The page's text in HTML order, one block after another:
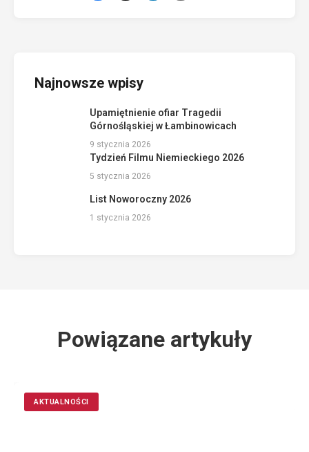
Najnowsze wpisy
Upamiętnienie ofiar Tragedii
Górnośląskiej w Łambinowicach
9 stycznia 2026
Tydzień Filmu Niemieckiego 2026
5 stycznia 2026
List Noworoczny 2026
1 stycznia 2026
Powiązane artykuły
AKTUALNOŚCI